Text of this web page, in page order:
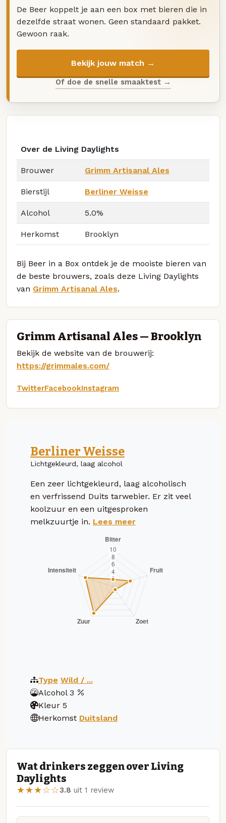
De Beer koppelt je aan een box met bieren die in
dezelfde straat wonen. Geen standaard pakket.
Gewoon raak.
Bekijk jouw match →
Of doe de snelle smaaktest →
Over de Living Daylights
Brouwer Grimm Artisanal Ales
Bierstijl Berliner Weisse
Alcohol 5.0%
Herkomst Brooklyn
Bij Beer in a Box ontdek je de mooiste bieren van
de beste brouwers, zoals deze Living Daylights
van Grimm Artisanal Ales.
Grimm Artisanal Ales — Brooklyn
Bekijk de website van de brouwerij:
https://grimmales.com/
TwitterFacebookInstagram
Berliner Weisse
Lichtgekleurd, laag alcohol
Een zeer lichtgekleurd, laag alcoholisch
en verfrissend Duits tarwebier. Er zit veel
koolzuur en een uitgesproken
melkzuurtje in. Lees meer
Type Wild / ...
Alcohol 3
Kleur 5
Herkomst Duitsland
Wat drinkers zeggen over Living
Daylights
★★★☆☆3.8 uit 1 review